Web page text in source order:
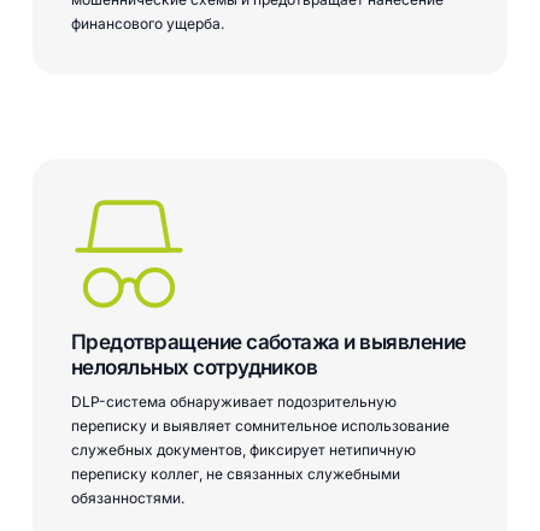
финансового ущерба.
Предотвращение саботажа и выявление
нелояльных сотрудников
DLP-система обнаруживает подозрительную
переписку и выявляет сомнительное использование
служебных документов, фиксирует нетипичную
переписку коллег, не связанных служебными
обязанностями.